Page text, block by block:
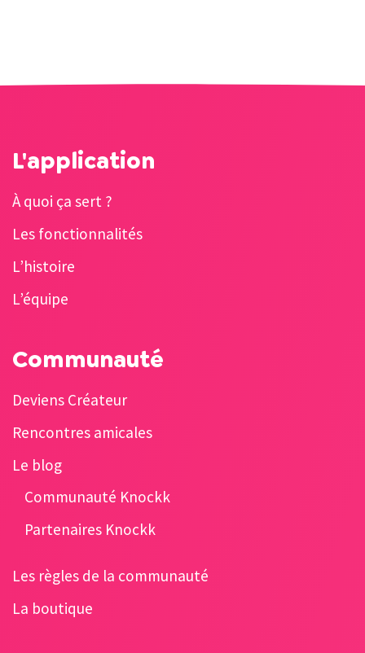
L'application
À quoi ça sert ?
Les fonctionnalités
L’histoire
L’équipe
Communauté
Deviens Créateur
Rencontres amicales
Le blog
Communauté Knockk
Partenaires Knockk
Les règles de la communauté
La boutique